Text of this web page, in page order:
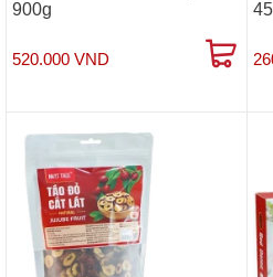
900g
520.000 VND